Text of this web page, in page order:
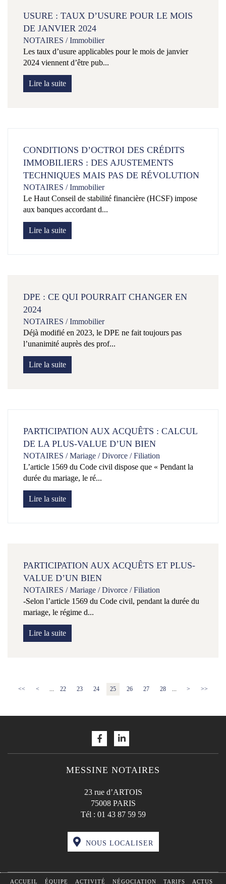
USURE : TAUX D’USURE POUR LE MOIS
DE JANVIER 2024
NOTAIRES /Immobilier
Les taux d’usure applicables pour le mois de janvier
2024 viennent d’être pub...
Lire la suite
CONDITIONS D’OCTROI DES CRÉDITS
IMMOBILIERS : DES AJUSTEMENTS
TECHNIQUES MAIS PAS DE RÉVOLUTION
NOTAIRES /Immobilier
Le Haut Conseil de stabilité financière (HCSF) impose
aux banques accordant d...
Lire la suite
DPE : CE QUI POURRAIT CHANGER EN
2024
NOTAIRES /Immobilier
Déjà modifié en 2023, le DPE ne fait toujours pas
l’unanimité auprès des prof...
Lire la suite
PARTICIPATION AUX ACQUÊTS : CALCUL
DE LA PLUS-VALUE D’UN BIEN
NOTAIRES /Mariage / Divorce / Filiation
L’article 1569 du Code civil dispose que « Pendant la
durée du mariage, le ré...
Lire la suite
PARTICIPATION AUX ACQUÊTS ET PLUS-
VALUE D’UN BIEN
NOTAIRES /Mariage / Divorce / Filiation
-Selon l’article 1569 du Code civil, pendant la durée du
mariage, le régime d...
Lire la suite
<< < ... 22 23 24 25 26 27 28 ... > >>
MESSINE NOTAIRES
23 rue d’ARTOIS
75008 PARIS
Tél : 01 43 87 59 59
NOUS LOCALISER
ACCUEIL ÉQUIPE ACTIVITÉ NÉGOCIATION TARIFS ACTUS